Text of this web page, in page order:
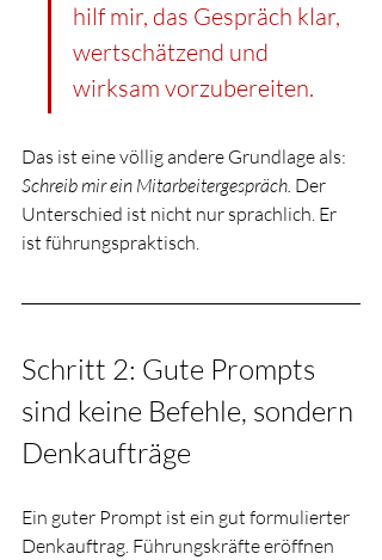
hilf mir, das Gespräch klar,
wertschätzend und
wirksam vorzubereiten.
Das ist eine völlig andere Grundlage als:
Schreib mir ein Mitarbeitergespräch. Der
Unterschied ist nicht nur sprachlich. Er
ist führungspraktisch.
Schritt 2: Gute Prompts
sind keine Befehle, sondern
Denkaufträge
Ein guter Prompt ist ein gut formulierter
Denkauftrag. Führungskräfte eröffnen